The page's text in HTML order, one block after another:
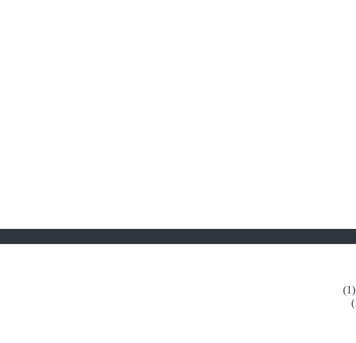
(1)